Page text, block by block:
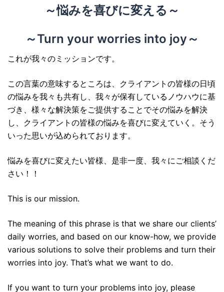
～悩みを喜びに変える～
～Turn your worries into joy～
これが我々のミッションです。
この言葉の意味するところは、クライアントの皆様の日頃
の悩みを我々も共有し、我々が保有しているノウハウに基
づき、様々な解決策をご提供することでその悩みを解決
し、クライアントの皆様の悩みを喜びに変えていく。そう
いった思いが込められております。
悩みを喜びに変えたい皆様、是非一度、我々にご相談くだ
さい！！
This is our mission.
The meaning of this phrase is that we share our clients’
daily worries, and based on our know-how, we provide
various solutions to solve their problems and turn their
worries into joy. That’s what we want to do.
If you want to turn your problems into joy, please